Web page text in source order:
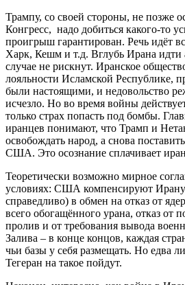
Трампу, со своей стороны, не позже
Конгресс, надо добиться какого-то
проигрыш гарантирован. Речь идёт
Харк, Кешм и т.д. Вглубь Ирана
случае не рискнут. Иранское
лояльности Исламской Республике,
были настоящими, и недовольство
исчезло. Но во время войны
только страх попасть под бомбы.
иранцев понимают, что Трамп и
освобождать народ, а снова
США. Это осознание сплачивает
Теоретически возможно мирное
условиях: США компенсируют Ирану
справедливо) в обмен на отказ от
всего обогащённого урана, отказ от
пролив и от требования вывода
Залива – в конце концов, каждая
чьи базы у себя размещать. Но едва
Тегеран на такое пойдут.